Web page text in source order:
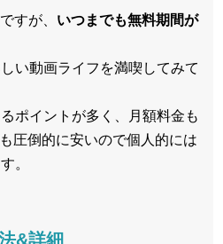
ですが、 いつまでも無料期間が
い動画ライフを満喫してみて
ポイントが多く、月額料金も
圧倒的に安いので個人的には
。
&詳細